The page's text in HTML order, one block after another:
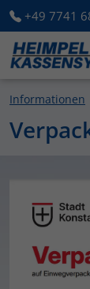
+49 7741
Informationen